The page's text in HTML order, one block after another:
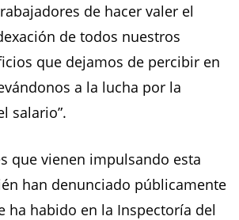
de hacer valer el
de todos nuestros
que dejamos de percibir en
a la lucha por la
salario”.
que vienen impulsando esta
han denunciado públicamente
ha habido en la Inspectoría del